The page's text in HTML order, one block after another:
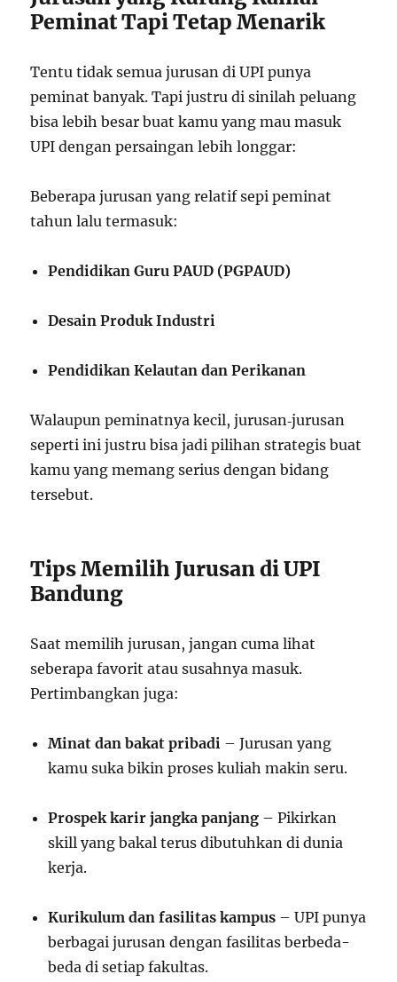
Peminat Tapi Tetap Menarik
Tentu tidak semua jurusan di UPI punya
peminat banyak. Tapi justru di sinilah peluang
bisa lebih besar buat kamu yang mau masuk
UPI dengan persaingan lebih longgar:
Beberapa jurusan yang relatif sepi peminat
tahun lalu termasuk:
Pendidikan Guru PAUD (PGPAUD)
Desain Produk Industri
Pendidikan Kelautan dan Perikanan
Walaupun peminatnya kecil, jurusan‑jurusan
seperti ini justru bisa jadi pilihan strategis buat
kamu yang memang serius dengan bidang
tersebut.
Tips Memilih Jurusan di UPI
Bandung
Saat memilih jurusan, jangan cuma lihat
seberapa favorit atau susahnya masuk.
Pertimbangkan juga:
Minat dan bakat pribadi – Jurusan yang
kamu suka bikin proses kuliah makin seru.
Prospek karir jangka panjang – Pikirkan
skill yang bakal terus dibutuhkan di dunia
kerja.
Kurikulum dan fasilitas kampus – UPI punya
berbagai jurusan dengan fasilitas berbeda-
beda di setiap fakultas.